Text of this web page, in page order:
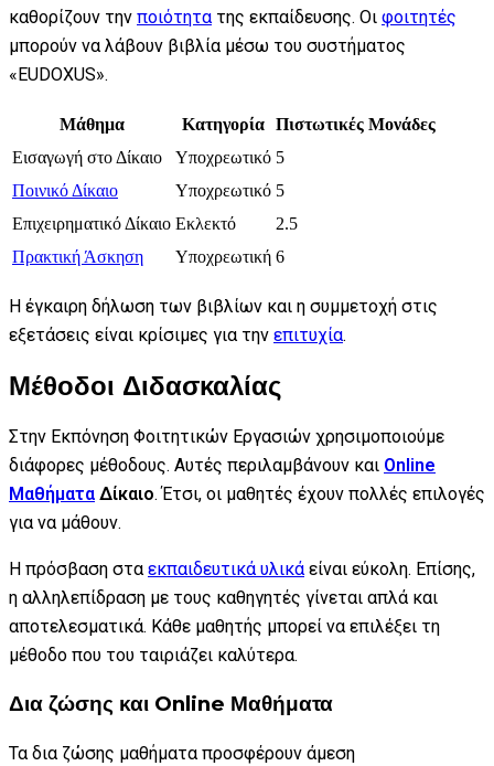
καθορίζουν την ποιότητατης εκπαίδευσης. Οι φοιτητές
μπορούν να λάβουν βιβλία μέσω του συστήματος
«EUDOXUS».
Μάθημα Κατηγορία Πιστωτικές Μονάδες
Εισαγωγή στο Δίκαιο
Υποχρεωτικό 5
Ποινικό Δίκαιο
Υποχρεωτικό 5
Επιχειρηματικό Δίκαιο Εκλεκτό
2.5
Πρακτική Άσκηση
Υποχρεωτική 6
Η έγκαιρη δήλωση των βιβλίων και η συμμετοχή στις
εξετάσεις είναι κρίσιμες για την επιτυχία.
Μέθοδοι Διδασκαλίας
Στην Εκπόνηση Φοιτητικών Εργασιών χρησιμοποιούμε
διάφορες μέθοδους. Αυτές περιλαμβάνουν και Online
Μαθήματα Δίκαιο. Έτσι, οι μαθητές έχουν πολλές επιλογές
για να μάθουν.
Η πρόσβαση στα εκπαιδευτικά υλικά είναι εύκολη. Επίσης,
η αλληλεπίδραση με τους καθηγητές γίνεται απλά και
αποτελεσματικά. Κάθε μαθητής μπορεί να επιλέξει τη
μέθοδο που του ταιριάζει καλύτερα.
Δια ζώσης και Online Μαθήματα
Τα δια ζώσης μαθήματα προσφέρουν άμεση